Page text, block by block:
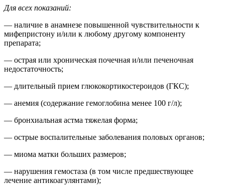
Для всех показаний:
— наличие в анамнезе повышенной чувствительности к
мифепристону и/или к любому другому компоненту
препарата;
— острая или хроническая почечная и/или печеночная
недостаточность;
— длительный прием глюкокортикостероидов (ГКС);
— анемия (содержание гемоглобина менее 100 г/л);
— бронхиальная астма тяжелая форма;
— острые воспалительные заболевания половых органов;
— миома матки больших размеров;
— нарушения гемостаза (в том числе предшествующее
лечение антикоагулянтами);